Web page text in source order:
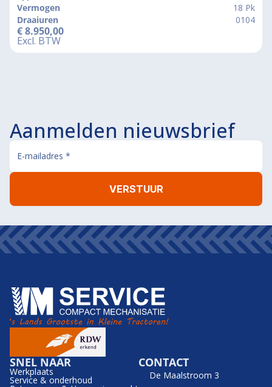
Vermogen
18 Pk
Draaiuren
0104
€8.950,00
Excl. BTW
Aanmelden nieuwsbrief
SNEL NAAR
Werkplaats
Service & onderhoud
CONTACT
De Maalstroom 3